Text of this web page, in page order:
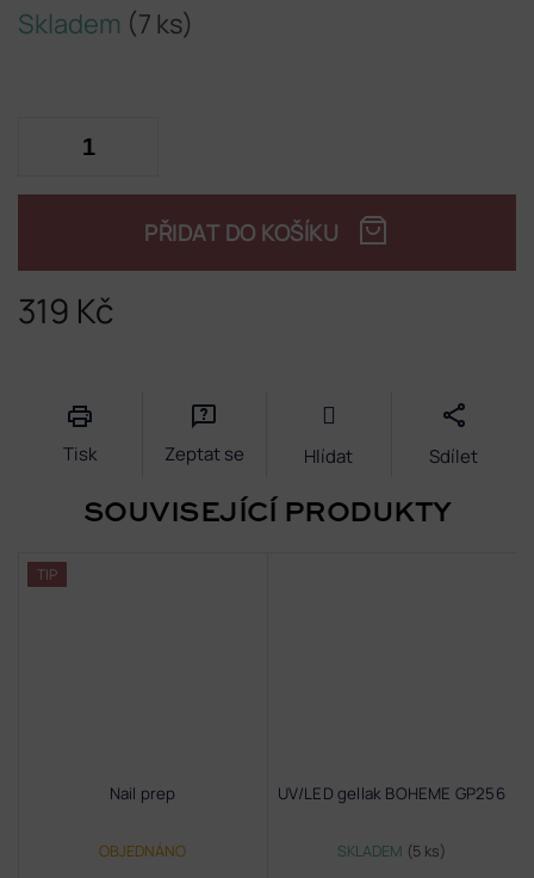
319 Kč
Skladem (7 ks)
PŘIDAT DO KOŠÍKU
Tisk Zeptat se Hlídat Sdílet
SOUVISEJÍCÍ PRODUKTY
TIP
Nail prep
OBJEDNÁNO
UV/LED gellak BOHEME GP256
SKLADEM (5 ks)